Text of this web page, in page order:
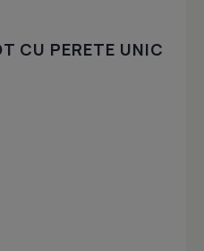
CU PERETE UNIC